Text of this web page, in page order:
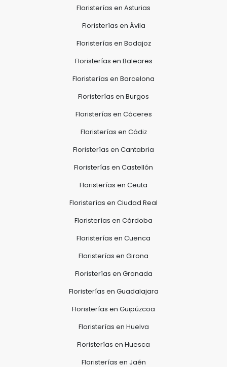
Floristerías en Asturias
Floristerías en Ávila
Floristerías en Badajoz
Floristerías en Baleares
Floristerías en Barcelona
Floristerías en Burgos
Floristerías en Cáceres
Floristerías en Cádiz
Floristerías en Cantabria
Floristerías en Castellón
Floristerías en Ceuta
Floristerías en Ciudad Real
Floristerías en Córdoba
Floristerías en Cuenca
Floristerías en Girona
Floristerías en Granada
Floristerías en Guadalajara
Floristerías en Guipúzcoa
Floristerías en Huelva
Floristerías en Huesca
Floristerías en Jaén